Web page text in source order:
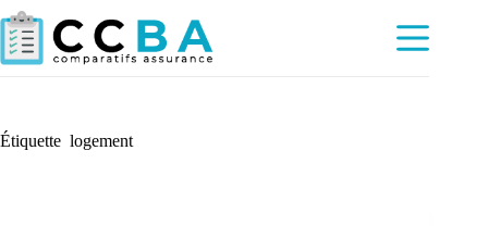
Passer
au
contenu
Étiquette logement